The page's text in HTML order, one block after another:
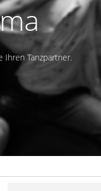
Ihren Tanzpartner.